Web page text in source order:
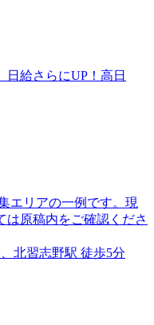
日給さらにUP！高日
エリアの一例です。現
は原稿内をご確認くださ
北習志野駅 徒歩5分